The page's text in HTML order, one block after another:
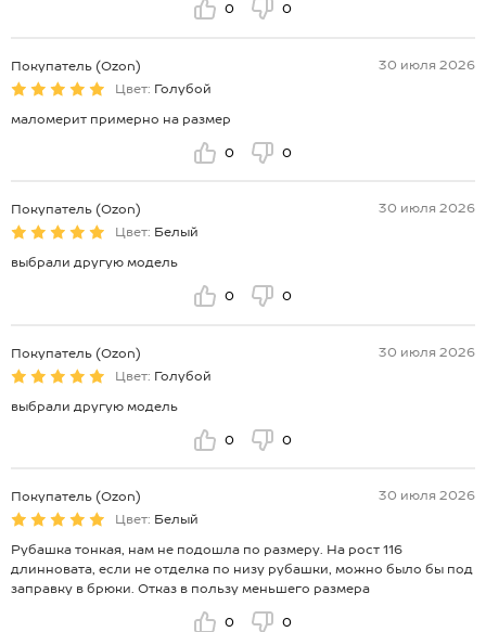
0 0
Покупатель (Ozon)
30 июля 2026
Цвет: Голубой
маломерит примерно на размер
0 0
Покупатель (Ozon)
30 июля 2026
Цвет: Белый
выбрали другую модель
0 0
Покупатель (Ozon)
30 июля 2026
Цвет: Голубой
выбрали другую модель
0 0
Покупатель (Ozon)
30 июля 2026
Цвет: Белый
Рубашка тонкая, нам не подошла по размеру. На рост 116
длинновата, если не отделка по низу рубашки, можно было бы под
заправку в брюки. Отказ в пользу меньшего размера
0 0